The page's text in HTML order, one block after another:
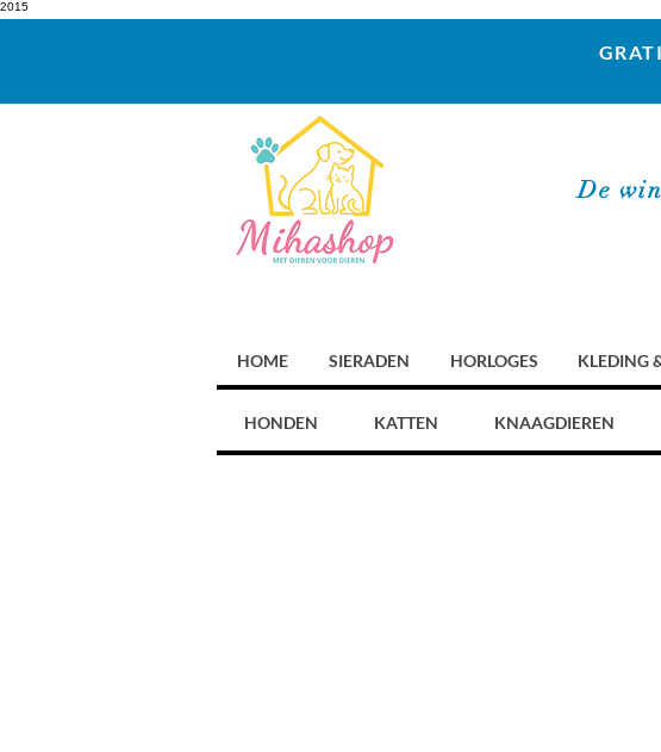
2015
De
HOME SIERADEN HORLOGES KLEDING
HONDEN KATTEN KNAAGDIEREN